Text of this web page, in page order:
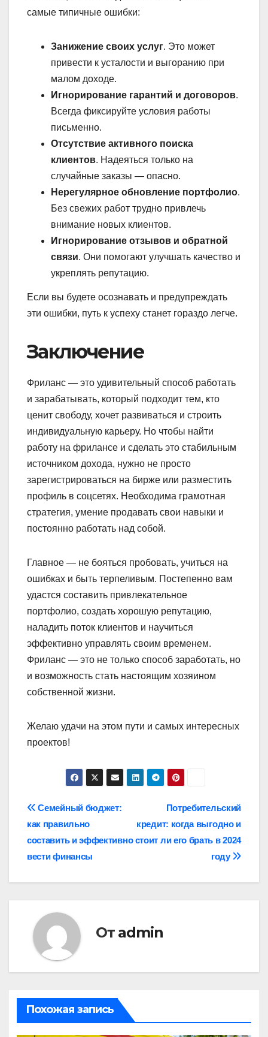
самые типичные ошибки:
Занижение своих услуг. Это может
привести к усталости и выгоранию при
малом доходе.
Игнорирование гарантий и договоров.
Всегда фикcируйте условия работы
письменно.
Отсутствие активного поиска
клиентов. Надеяться только на
случайные заказы — опасно.
Нерегулярное обновление портфолио.
Без свежих работ трудно привлечь
внимание новых клиентов.
Игнорирование отзывов и обратной
связи. Они помогают улучшать качество и
укреплять репутацию.
Если вы будете осознавать и предупреждать
эти ошибки, путь к успеху станет гораздо легче.
Заключение
Фриланс — это удивительный способ работать
и зарабатывать, который подходит тем, кто
ценит свободу, хочет развиваться и строить
индивидуальную карьеру. Но чтобы найти
работу на фрилансе и сделать это стабильным
источником дохода, нужно не просто
зарегистрироваться на бирже или разместить
профиль в соцсетях. Необходима грамотная
стратегия, умение продавать свои навыки и
постоянно работать над собой.
Главное — не бояться пробовать, учиться на
ошибках и быть терпеливым. Постепенно вам
удастся составить привлекательное
портфолио, создать хорошую репутацию,
наладить поток клиентов и научиться
эффективно управлять своим временем.
Фриланс — это не только способ заработать, но
и возможность стать настоящим хозяином
собственной жизни.
Желаю удачи на этом пути и самых интересных
проектов!
Навигация
по
записям
Потребительский
кредит: когда выгодно и
стоит ли его брать в 2024
году
Семейный бюджет:
как правильно
составить и эффективно
вести финансы
От admin
Похожая запись